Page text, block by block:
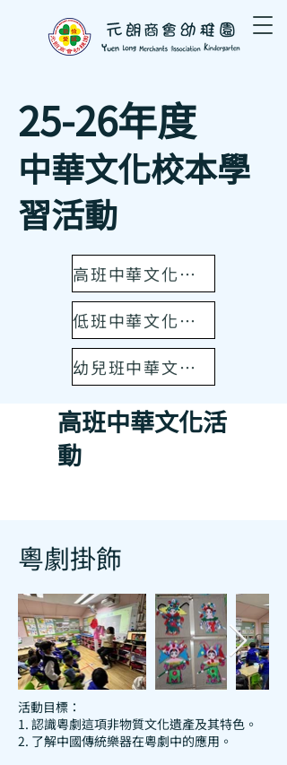
25-26年度
中華文化校本學
習活動
高班中華文化活動
低班中華文化活動
幼兒班中華文化活動
高班中華文化活
動
粵劇掛飾
活動目標：
1. 認識粵劇這項非物質文化遺產及其特色。
2. 了解中國傳統樂器在粵劇中的應用。